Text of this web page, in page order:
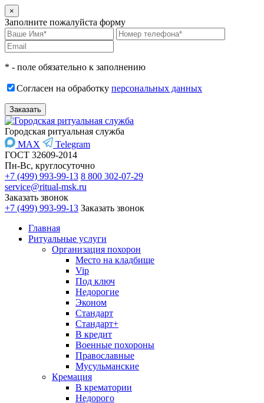
×
Заполните пожалуйста форму
* - поле обязательно к заполнению
Согласен на обработку персональных данных
Городская ритуальная служба
MAX
Telegram
ГОСТ 32609-2014
Пн-Вс, круглосуточно
+7 (499) 993-99-13 8 800 302-07-29
service@ritual-msk.ru
Заказать звонок
+7 (499) 993-99-13 Заказать звонок
Главная
Ритуальные услуги
Организация похорон
Место на кладбище
Vip
Под ключ
Недорогие
Эконом
Стандарт
Стандарт+
В кредит
Военные похороны
Православные
Мусульманские
Кремация
В крематории
Недорого